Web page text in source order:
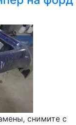
снимите с